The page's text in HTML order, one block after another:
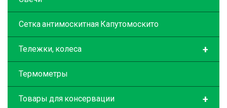
Сетка антимоскитная Капутомоскито
+
Тележки, колеса
Термометры
+
Товары для консервации